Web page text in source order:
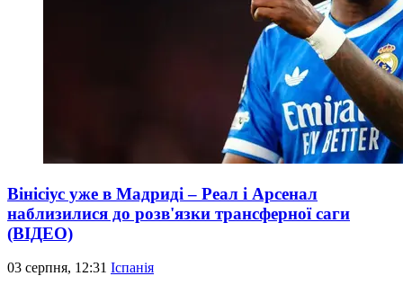
Вінісіус уже в Мадриді – Реал і Арсенал
наблизилися до розв'язки трансферної саги
(ВІДЕО)
03 серпня, 12:31 Іспанія